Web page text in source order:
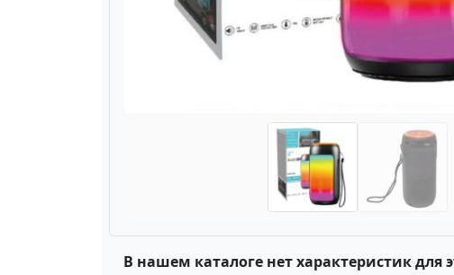
В нашем каталоге нет характеристик для